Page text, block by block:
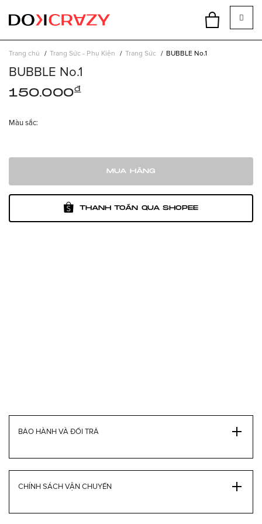
Trang chủ Trang Sức - Phụ Kiện Trang Sức BUBBLE No.1
BUBBLE No.1
150.000đ
Màu sắc:
MUA HÀNG
THANH TOÁN QUA SHOPEE
BẢO HÀNH VÀ ĐỔI TRẢ
CHÍNH SÁCH VẬN CHUYỂN